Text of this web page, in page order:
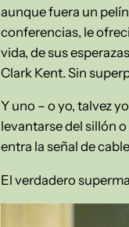
aunque fuera un
conferencias, le
vida, de sus
Clark Kent. Sin
Y uno – o yo, talvez
levantarse del sillón
entra la señal de
El verdadero